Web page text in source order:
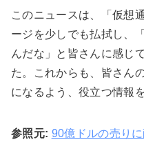
このニュースは、「仮想
ージを少しでも払拭し、
んだな」と皆さんに感じ
た。これからも、皆さん
になるよう、役立つ情報
参照元: 90億ドルの売り